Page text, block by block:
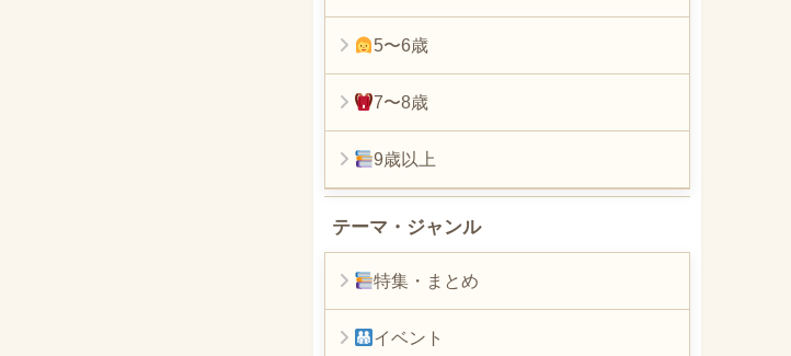
5〜6歳
7〜8歳
9歳以上
テーマ・ジャンル
特集・まとめ
イベント